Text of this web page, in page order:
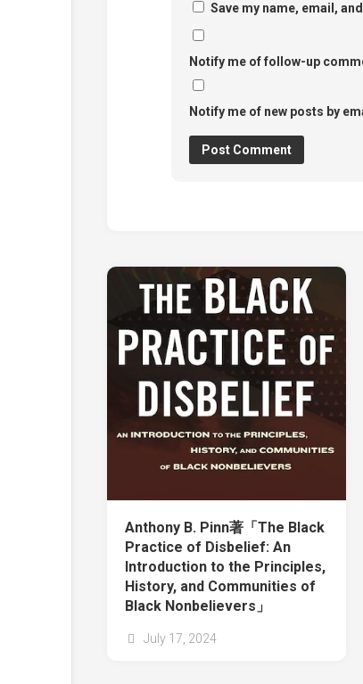
Save my name, email,
Notify me of follow-up
Notify me of new posts by
Anthony B. Pinn著「The Black
Practice of Disbelief: An
Introduction to the Principles,
History, and Communities of
Black Nonbelievers」
July 17, 2024